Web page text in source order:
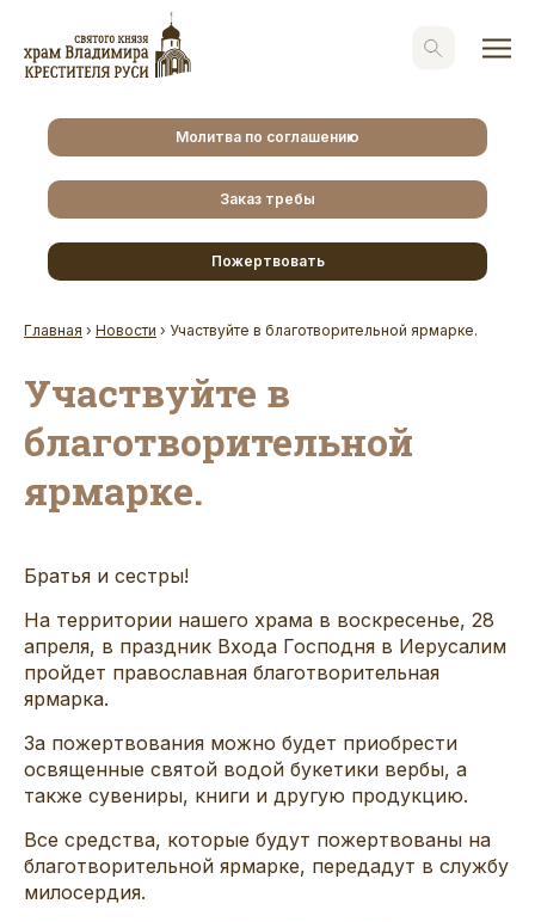
Молитва по соглашению
Заказ требы
Пожертвовать
Главная › Новости › Участвуйте в благотворительной ярмарке.
Участвуйте в
благотворительной
ярмарке.
Братья и сестры!
На территории нашего храма в воскресенье, 28
апреля, в праздник Входа Господня в Иерусалим
пройдет православная благотворительная
ярмарка.
За пожертвования можно будет приобрести
освященные святой водой букетики вербы, а
также сувениры, книги и другую продукцию.
Все средства, которые будут пожертвованы на
благотворительной ярмарке, передадут в службу
милосердия.